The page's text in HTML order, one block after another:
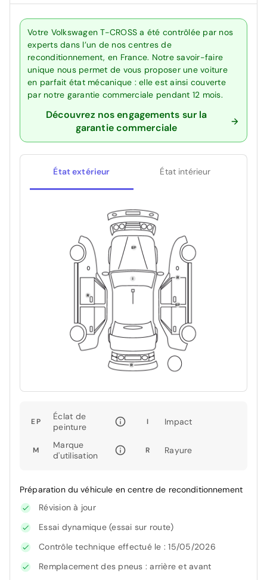
Votre Volkswagen T-CROSS a été contrôlée par nos
experts dans l’un de nos centres de
reconditionnement, en France. Notre savoir-faire
unique nous permet de vous proposer une voiture
en parfait état mécanique : elle est ainsi couverte
par notre garantie commerciale pendant 12 mois.
Découvrez nos engagements sur la
garantie commerciale
État extérieur État intérieur
EP
Éclat de
peinture
I Impact
M
Marque
d'utilisation
R Rayure
Préparation du véhicule en centre de reconditionnement
Révision à jour
Essai dynamique (essai sur route)
Contrôle technique effectué le : 15/05/2026
Remplacement des pneus : arrière et avant